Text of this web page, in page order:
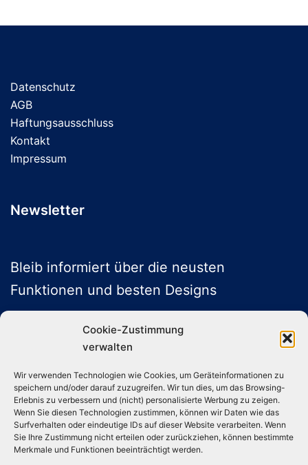
Cookie-Zustimmung
verwalten
Wir verwenden Technologien wie Cookies, um Geräteinformationen zu
speichern und/oder darauf zuzugreifen. Wir tun dies, um das Browsing-
Erlebnis zu verbessern und (nicht) personalisierte Werbung zu zeigen.
Wenn Sie diesen Technologien zustimmen, können wir Daten wie das
Surfverhalten oder eindeutige IDs auf dieser Website verarbeiten. Wenn
Sie Ihre Zustimmung nicht erteilen oder zurückziehen, können bestimmte
Merkmale und Funktionen beeinträchtigt werden.
Datenschutz
AGB
Haftungsausschluss
Kontakt
Impressum
Newsletter
Bleib informiert über die neusten
Funktionen und besten Designs
ABONNIEREN
Folge uns auf Social Media